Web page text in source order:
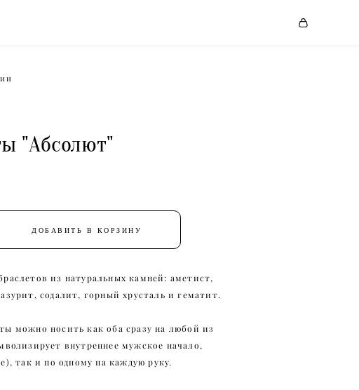
"Абсолют"
ДОБАВИТЬ В КОРЗИНУ
из натуральных камней: аметист,
содалит, горный хрусталь и гематит.
можно носить как оба сразу на любой из
внутреннее мужское начало,
так и по одному на каждую руку.